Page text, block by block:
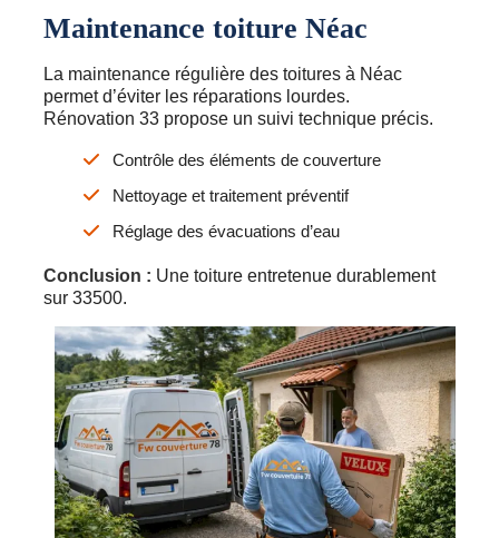
Maintenance toiture Néac
La maintenance régulière des toitures à Néac
permet d’éviter les réparations lourdes.
Rénovation 33 propose un suivi technique précis.
Contrôle des éléments de couverture
Nettoyage et traitement préventif
Réglage des évacuations d’eau
Conclusion : Une toiture entretenue durablement
sur 33500.